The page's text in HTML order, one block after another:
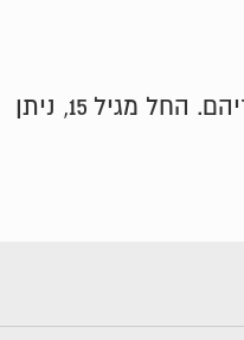
בכפוף להבנה שמדובר בפעילות רצינית ובוגרת, ילדים מגיל 10 ומעלה יכולים להצטרף לסדנאות בליווי הוריהם. החל מגיל 15, ניתן